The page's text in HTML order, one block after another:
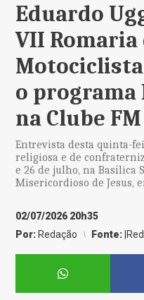
Eduardo
VII Romaria
o
na Clube
Entrevista desta quinta-
religiosa e de
e 26 de julho, na Basílica
Misericordioso de Jesus,
02/07/2026 20h35
Por: Redação Fonte: